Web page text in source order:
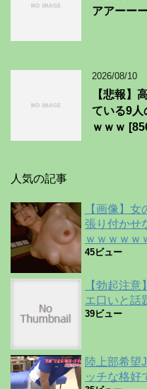
アアーー
2026/08/10
【悲報】
ている9人
ｗｗｗ
人気の記事
【画像】
張り付かせ
ｗｗｗｗｗ
45ビュー
【勃起注
エ口いと話
39ビュー
陸上部希望
ッチな格好